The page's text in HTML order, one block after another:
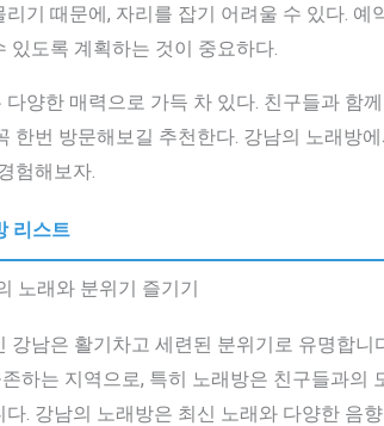
기 때문에, 자리를 잡기 어려울 수 있다. 예
있도록 계획하는 것이 중요하다.
양한 매력으로 가득 차 있다. 친구들과 함
한번 방문해보길 추천한다. 강남의 노래방
험해보자.
리스트
노래와 분위기 즐기기
강남은 활기차고 세련된 분위기로 유명합니
하는 지역으로, 특히 노래방은 친구들과의
. 강남의 노래방은 최신 노래와 다양한 음